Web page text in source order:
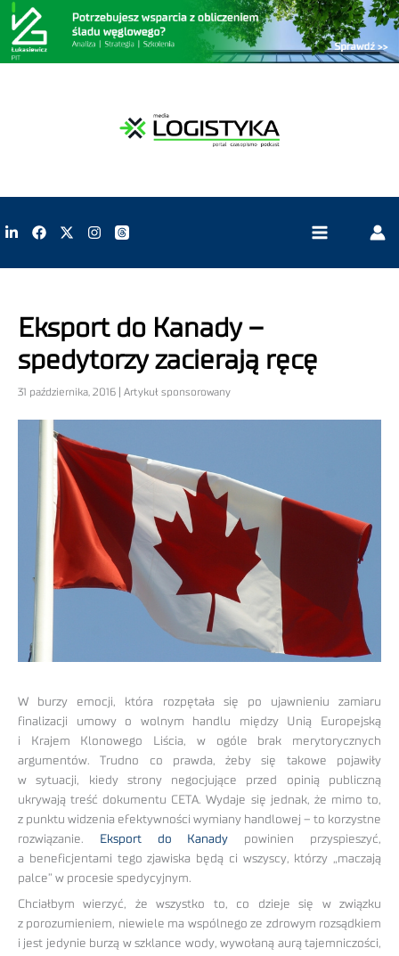
Eksport do Kanady –
spedytorzy zacierają ręcę
31 października, 2016 | Artykuł sponsorowany
W burzy emocji, która rozpętała się po ujawnieniu zamiaru
finalizacji umowy o wolnym handlu między Unią Europejską
i Krajem Klonowego Liścia, w ogóle brak merytorycznych
argumentów. Trudno co prawda, żeby się takowe pojawiły
w sytuacji, kiedy strony negocjujące przed opinią publiczną
ukrywają treść dokumentu CETA. Wydaje się jednak, że mimo to,
z punktu widzenia efektywności wymiany handlowej – to korzystne
rozwiązanie.
Eksport do Kanady powinien przyspieszyć,
a beneficjentami tego zjawiska będą ci wszyscy, którzy „maczają
palce” w procesie spedycyjnym.
Chciałbym wierzyć, że wszystko to, co dzieje się w związku
z porozumieniem, niewiele ma wspólnego ze zdrowym rozsądkiem
i jest jedynie burzą w szklance wody, wywołaną aurą tajemniczości,